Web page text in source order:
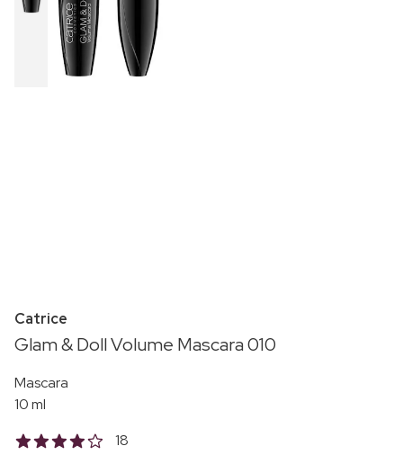
Catrice
Glam & Doll Volume Mascara 010
Mascara
10 ml
18